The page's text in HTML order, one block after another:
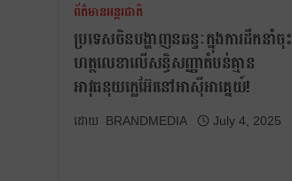
ព័ត៌មានអន្តរជាតិ
ប្រទេសចិនបង្ហាញនឆន្ទៈក្នុងការដឹកនាំចុះ
ហត្ថលេខាលើសន្ធិសញ្ញាតំបន់គ្មាន
អាវុធនុយក្លេអ៊ែរនៅអាស៊ីអាគ្នេយ៍!
BRANDMEDIA July 4, 2025